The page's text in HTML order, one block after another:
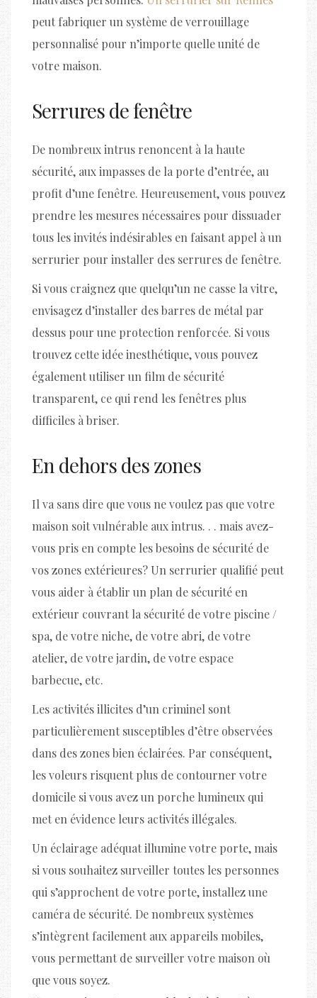
peut fabriquer un système de verrouillage
personnalisé pour n’importe quelle unité de
votre maison.
Serrures de fenêtre
De nombreux intrus renoncent à la haute
sécurité, aux impasses de la porte d’entrée, au
profit d’une fenêtre. Heureusement, vous pouvez
prendre les mesures nécessaires pour dissuader
tous les invités indésirables en faisant appel à un
serrurier pour installer des serrures de fenêtre.
Si vous craignez que quelqu’un ne casse la vitre,
envisagez d’installer des barres de métal par
dessus pour une protection renforcée. Si vous
trouvez cette idée inesthétique, vous pouvez
également utiliser un film de sécurité
transparent, ce qui rend les fenêtres plus
difficiles à briser.
En dehors des zones
Il va sans dire que vous ne voulez pas que votre
maison soit vulnérable aux intrus. . . mais avez-
vous pris en compte les besoins de sécurité de
vos zones extérieures? Un serrurier qualifié peut
vous aider à établir un plan de sécurité en
extérieur couvrant la sécurité de votre piscine /
spa, de votre niche, de votre abri, de votre
atelier, de votre jardin, de votre espace
barbecue, etc.
Les activités illicites d’un criminel sont
particulièrement susceptibles d’être observées
dans des zones bien éclairées. Par conséquent,
les voleurs risquent plus de contourner votre
domicile si vous avez un porche lumineux qui
met en évidence leurs activités illégales.
Un éclairage adéquat illumine votre porte, mais
si vous souhaitez surveiller toutes les personnes
qui s’approchent de votre porte, installez une
caméra de sécurité. De nombreux systèmes
s’intègrent facilement aux appareils mobiles,
vous permettant de surveiller votre maison où
que vous soyez.